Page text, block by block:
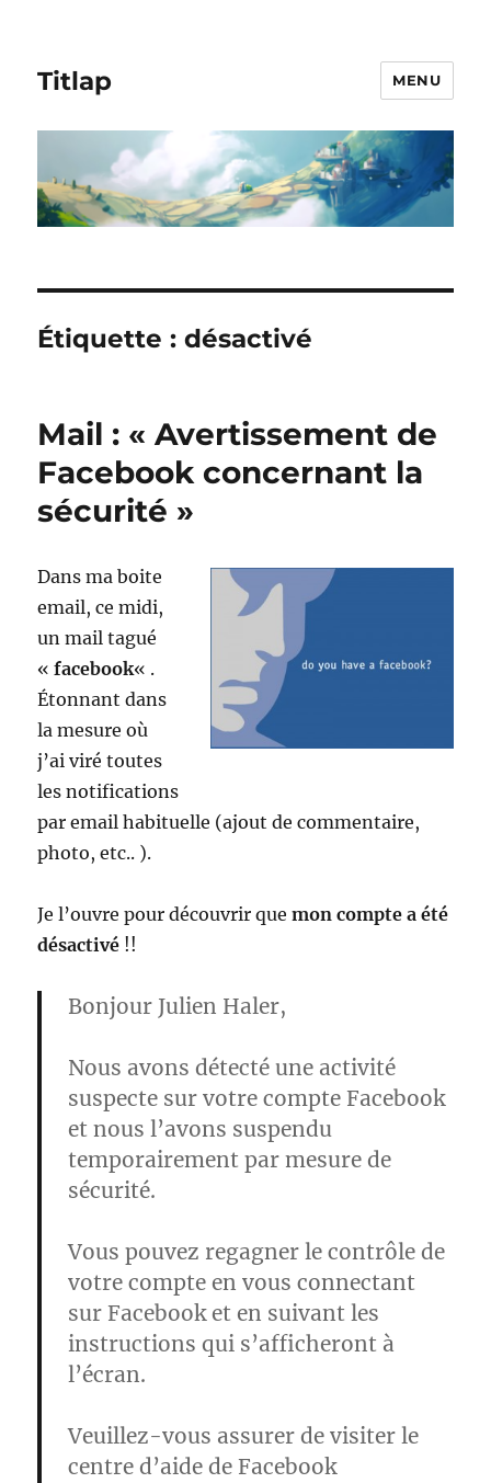
Titlap MENU
Étiquette :désactivé
Mail : « Avertissement de
Facebook concernant la
sécurité »
Dans ma boite
email, ce midi,
un mail tagué
«facebook« .
Étonnant dans
la mesure où
j’ai viré toutes
les notifications
par email habituelle (ajout de commentaire,
photo, etc.. ).
Je l’ouvre pour découvrir quemon compte a été
désactivé !!
Bonjour Julien Haler,
Nous avons détecté une activité
suspecte sur votre compte Facebook
et nous l’avons suspendu
temporairement par mesure de
sécurité.
Vous pouvez regagner le contrôle de
votre compte en vous connectant
sur Facebook et en suivant les
instructions qui s’afficheront à
l’écran.
Veuillez-vous assurer de visiter le
centre d’aide de Facebook